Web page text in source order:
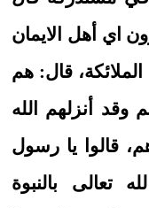
اي أهل الايمان
الملائكة، قال: هم
أنزلهم الله
قالوا يا رسول
تعالى بالنبوة